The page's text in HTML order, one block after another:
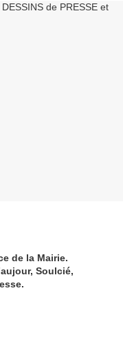
de la Mairie.
Soulcié,